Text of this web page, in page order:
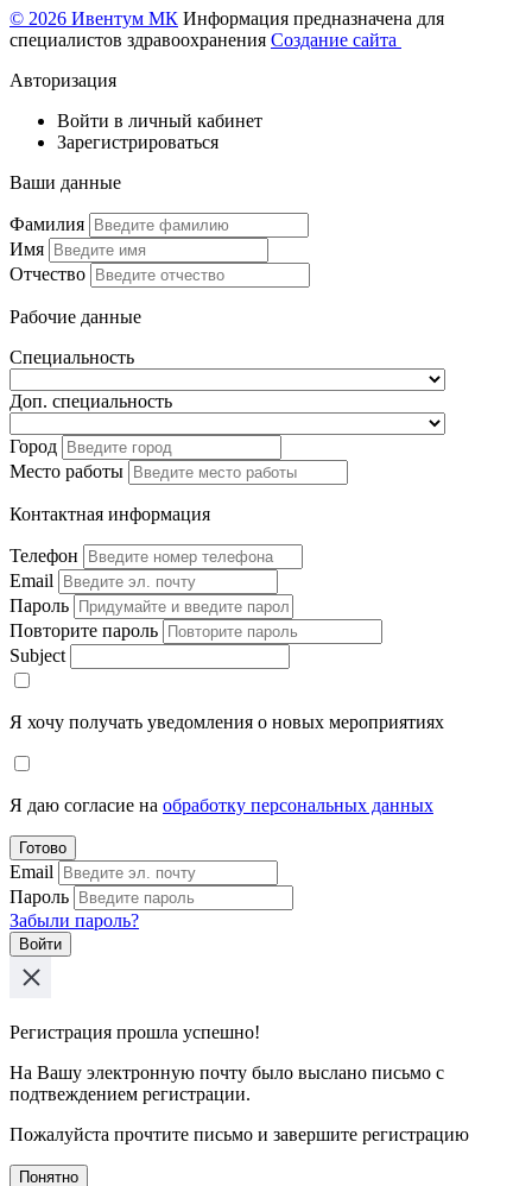
© 2026 Ивентум МК Информация предназначена для
специалистов здравоохранения Создание сайта
Авторизация
Войти в личный кабинет
Зарегистрироваться
Ваши данные
Фамилия
Имя
Отчество
Рабочие данные
Специальность
Доп. специальность
Город
Место работы
Контактная информация
Телефон
Email
Пароль
Повторите пароль
Subject
Я хочу получать уведомления о новых мероприятиях
Я даю согласие на обработку персональных данных
Готово
Email
Пароль
Забыли пароль?
Войти
Регистрация прошла успешно!
На Вашу электронную почту было выслано письмо с
подтвеждением регистрации.
Пожалуйста прочтите письмо и завершите регистрацию
Понятно